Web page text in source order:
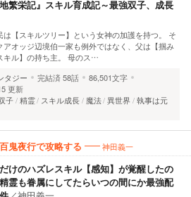
繁栄記』スキル育成記～最強双子、成長
は【スキルツリー】という女神の加護を持つ。 そ
アオッジ辺境伯一家も例外ではなく、父は【掴み
キル】の持ち主。 母のス…
タジー 完結済58話
86,501文字
更新
子 精霊 スキル成長 魔法 異世界
執事は元
鬼夜行で攻略する 神田義一
けのハズレスキル【感知】が覚醒したの
霊も眷属にしてたらいつの間にか最強配